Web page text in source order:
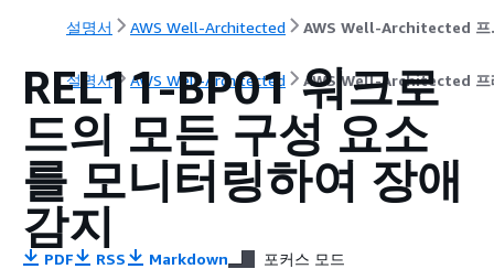
설명서 AWS Well-Architected
설명서 AWS Well-Architected AWS Well-Architected 프
REL11-BP01 워크로
드의 모든 구성 요소
를 모니터링하여 장애
감지
PDF RSS Markdown 포커스 모드